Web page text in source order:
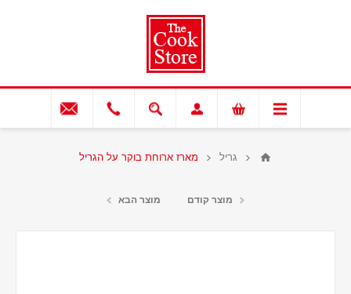
גריל מארז ארוחת בוקר על הגריל
מוצר קודם מוצר הבא